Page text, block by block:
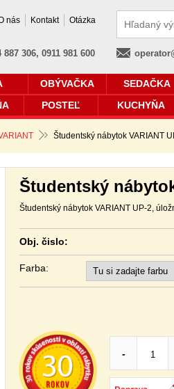
887 306, 0911 981 600
Študentský nábytok VARIANT
Študentský
Študentský nábytok VARIANT UP-2,
Obj. čislo:
Farba:
-
OBÝVAČKA SEDAČKA
POSTEĽ KUCHYŇA
nás Kontakt Otázka